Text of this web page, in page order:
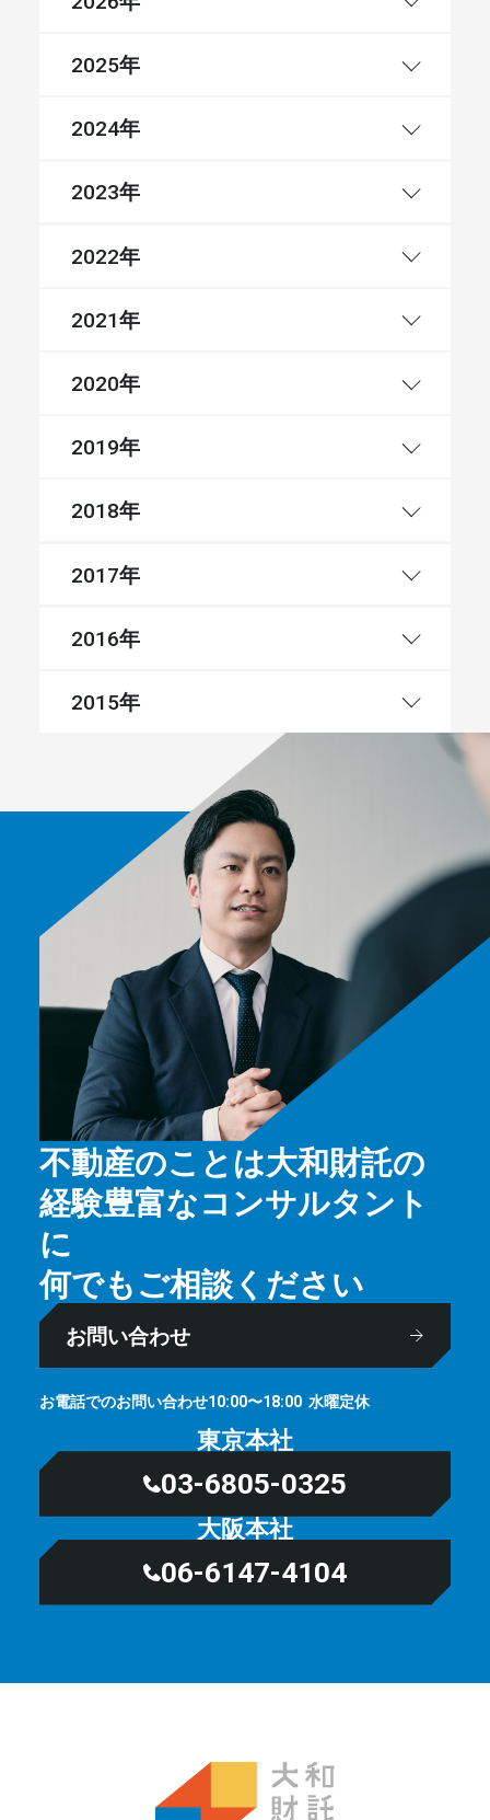
2025年
2024年
2023年
2022年
2021年
2020年
2019年
2018年
2017年
2016年
2015年
不動産のことは大和財託の
経験豊富なコンサルタント
に
何でもご相談ください
お問い合わせ
お電話でのお問い合わせ10:00〜18:00 ⽔曜定休
東京本社
03-6805-0325
大阪本社
06-6147-4104